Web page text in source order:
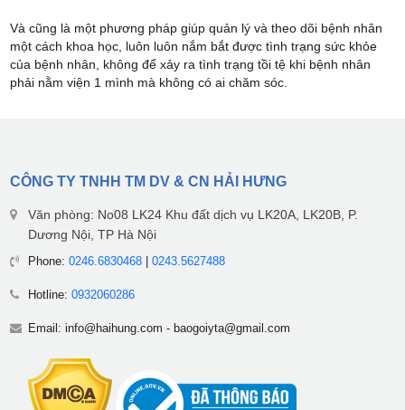
Và cũng là một phương pháp giúp quản lý và theo dõi bệnh nhân
một cách khoa học, luôn luôn nắm bắt được tình trạng sức khỏe
của bệnh nhân, không để xảy ra tình trạng tồi tệ khi bệnh nhân
phải nằm viện 1 mình mà không có ai chăm sóc.
CÔNG TY TNHH TM DV & CN HẢI HƯNG
Văn phòng: No08 LK24 Khu đất dịch vụ LK20A, LK20B, P.
Dương Nội, TP Hà Nội
Phone: 0246.6830468| 0243.5627488
Hotline: 0932060286
Email: info@haihung.com - baogoiyta@gmail.com